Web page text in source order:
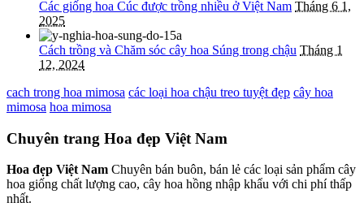
Các giống hoa Cúc được trồng nhiều ở Việt Nam Tháng 6 1,
2025
Cách trồng và Chăm sóc cây hoa Súng trong chậu Tháng 1
12, 2024
cach trong hoa mimosa các loại hoa chậu treo tuyệt đẹp cây hoa
mimosa hoa mimosa
Chuyên trang Hoa đẹp Việt Nam
Hoa đẹp Việt Nam Chuyên bán buôn, bán lẻ các loại sản phẩm cây
hoa giống chất lượng cao, cây hoa hồng nhập khẩu với chi phí thấp
nhất.